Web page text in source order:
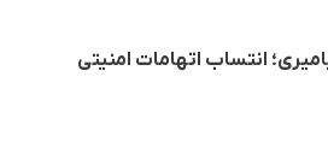
انتساب اتهامات امنیتی